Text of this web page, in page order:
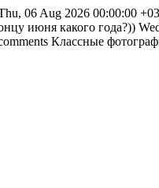
06 Aug 2026 00:00:00
июня какого года?))
Классные